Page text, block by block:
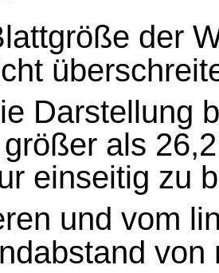
der
Darstellung
als
einseitig zu
und vom